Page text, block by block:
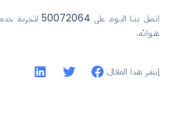
اتصل بنا اليوم على50072064لتجربة خدمة
هوائه.
إنشر هذا المقال: